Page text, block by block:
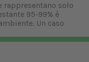
solo
95-99% è
Un caso